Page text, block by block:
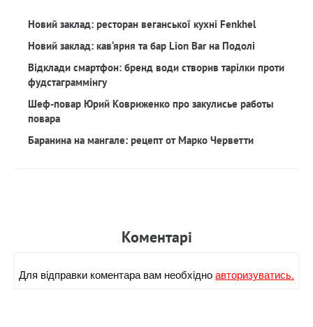
Новий заклад: ресторан веганської кухні Fenkhel
Новий заклад: кав‘ярня та бар Lion Bar на Подолі
Відклади смартфон: бренд води створив тарілки проти
фудстаграммінгу
Шеф-повар Юрий Ковриженко про закулисье работы
повара
Баранина на мангале: рецепт от Марко Черветти
Коментарi
Для вiдправки коментара вам необхiдноавторизуватись.